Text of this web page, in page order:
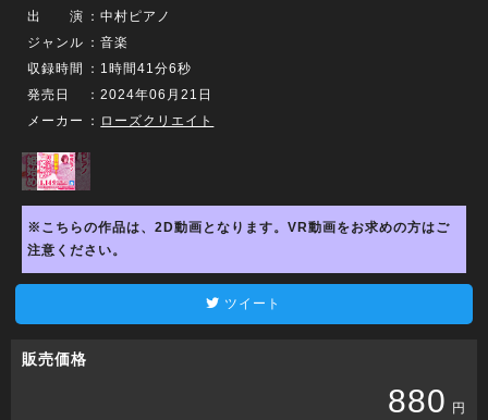
出 演 ：中村ピアノ
ジャンル ：音楽
収録時間
：1時間41分6秒
発売日
：2024年06月21日
メーカー
： ローズクリエイト
※こちらの作品は、2D動画となります。VR動画をお求めの方はご
注意ください。
ツイート
販売価格
880 円